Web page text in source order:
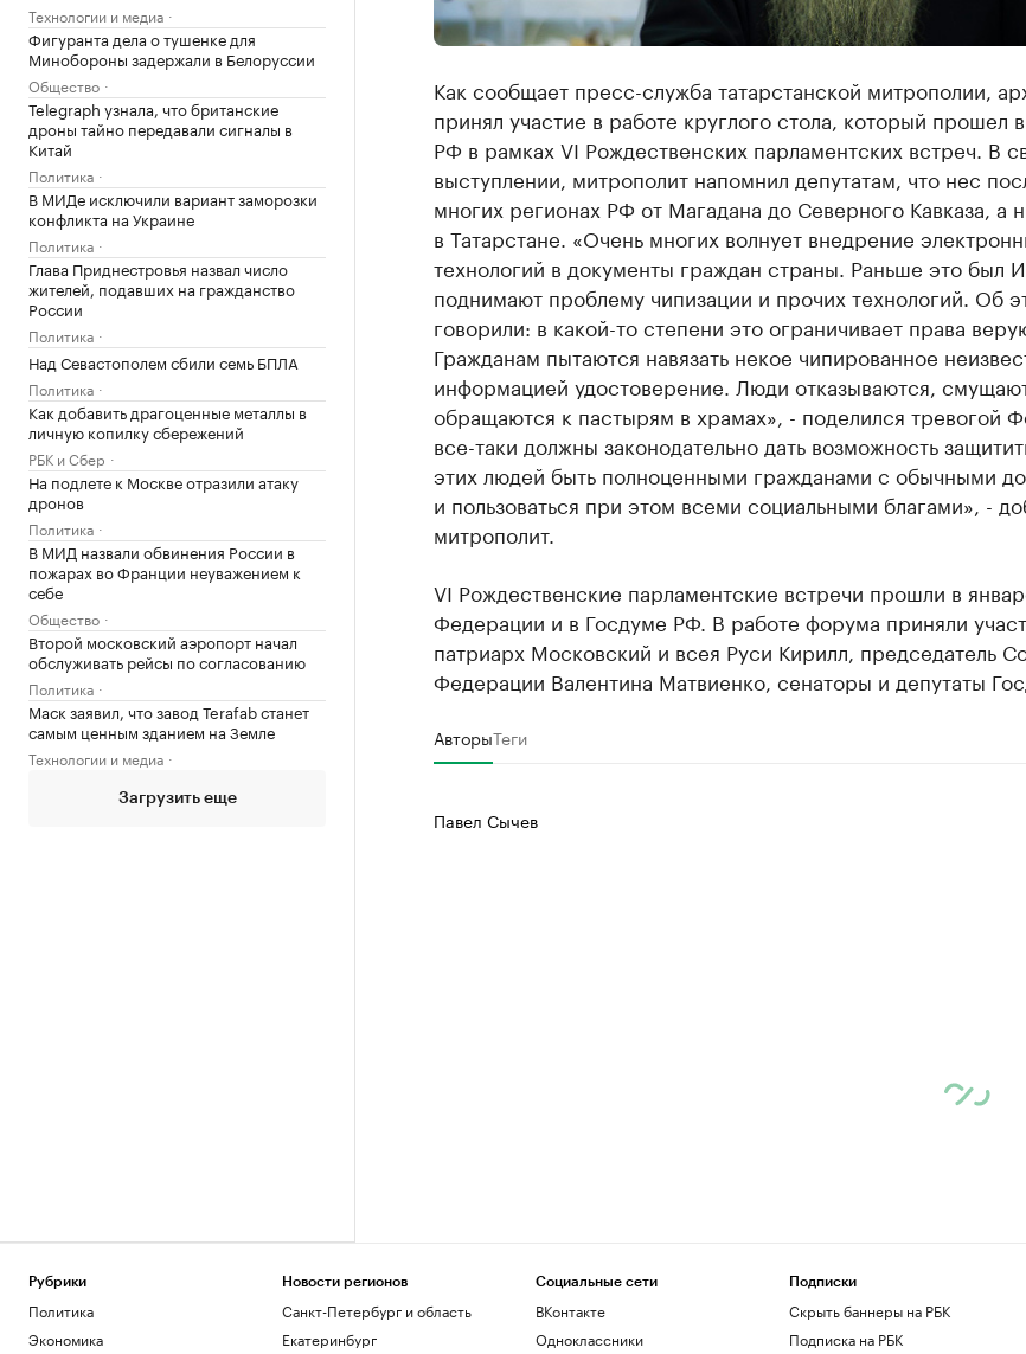
Технологии и медиа
Фигуранта дела о тушенке для
Минобороны задержали в Белоруссии
Общество
Telegraph узнала, что британские
дроны тайно передавали сигналы в
Китай
Политика
В МИДе исключили вариант заморозки
конфликта на Украине
Политика
Глава Приднестровья назвал число
жителей, подавших на гражданство
России
Политика
Над Севастополем сбили семь БПЛА
Политика
Как добавить драгоценные металлы в
личную копилку сбережений
РБК и Сбер
На подлете к Москве отразили атаку
дронов
Политика
В МИД назвали обвинения России в
пожарах во Франции неуважением к
себе
Общество
Второй московский аэропорт начал
обслуживать рейсы по согласованию
Политика
Маск заявил, что завод Terafab станет
самым ценным зданием на Земле
Технологии и медиа
Загрузить еще
Как сообщает пресс-служба татарстанской митрополии,
принял участие в работе круглого стола, который прошел
РФ в рамках VI Рождественских парламентских встреч. В
выступлении, митрополит напомнил депутатам, что нес
многих регионах РФ от Магадана до Северного Кавказа, а
в Татарстане. «Очень многих волнует внедрение
технологий в документы граждан страны. Раньше это был
поднимают проблему чипизации и прочих технологий. Об
говорили: в какой-то степени это ограничивает права
Гражданам пытаются навязать некое чипированное
информацией удостоверение. Люди отказываются,
обращаются к пастырям в храмах», - поделился тревогой
все-таки должны законодательно дать возможность
этих людей быть полноценными гражданами с обычными
и пользоваться при этом всеми социальными благами», -
митрополит.
VI Рождественские парламентские встречи прошли в
Федерации и в Госдуме РФ. В работе форума приняли
патриарх Московский и всея Руси Кирилл, председатель
Федерации Валентина Матвиенко, сенаторы и депутаты
АвторыТеги
Павел Сычев
Рубрики
Политика
Экономика
Новости регионов
Санкт-Петербург и область
Екатеринбург
Социальные сети
ВКонтакте
Одноклассники
Подписки
Скрыть баннеры на РБК
Подписка на РБК